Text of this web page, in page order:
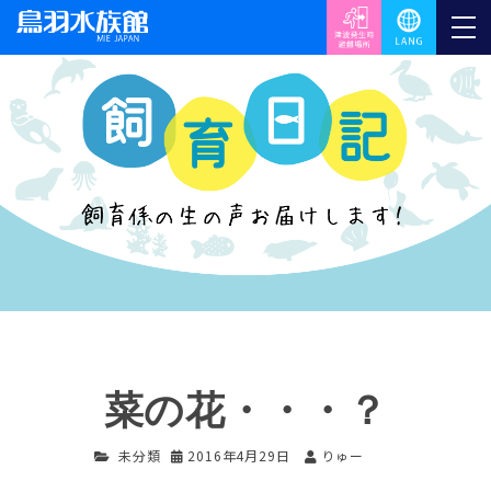
菜の花・・・？
未分類 2016年4月29日 りゅー